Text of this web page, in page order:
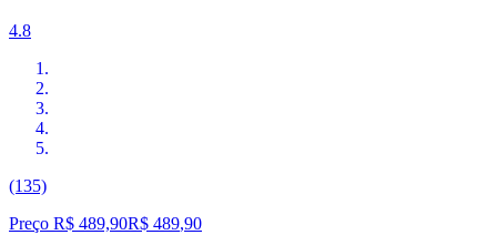
4.8
(135)
Preço R$ 489,90R$ 489,90